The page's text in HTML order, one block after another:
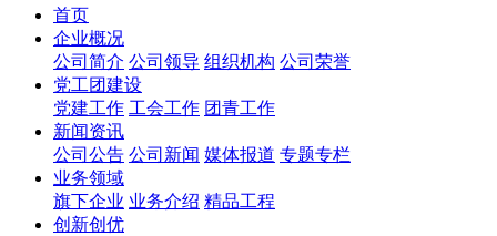
首页
企业概况
公司简介 公司领导 组织机构 公司荣誉
党工团建设
党建工作 工会工作 团青工作
新闻资讯
公司公告 公司新闻 媒体报道 专题专栏
业务领域
旗下企业 业务介绍 精品工程
创新创优